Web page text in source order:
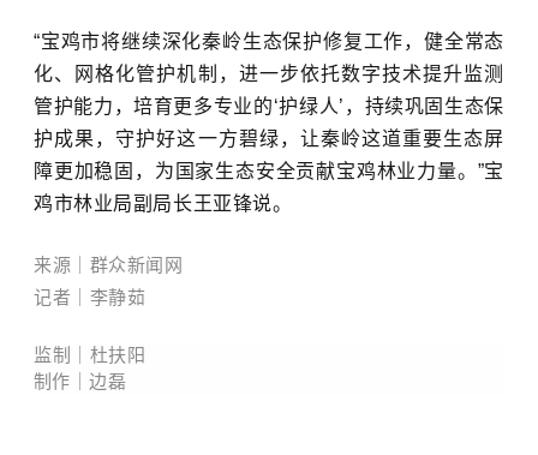
“宝鸡市将继续深化秦岭生态保护修复工作，健全常态
化、网格化管护机制，进一步依托数字技术提升监测
管护能力，培育更多专业的‘护绿人’，持续巩固生态保
护成果，守护好这一方碧绿，让秦岭这道重要生态屏
障更加稳固，为国家生态安全贡献宝鸡林业力量。”宝
鸡市林业局副局长王亚锋说。
来源｜群众新闻网
记者｜李静茹
监制｜杜扶阳
制作｜边磊